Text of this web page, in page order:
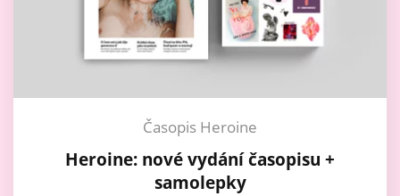
Časopis Heroine
Heroine: nové vydání časopisu +
samolepky